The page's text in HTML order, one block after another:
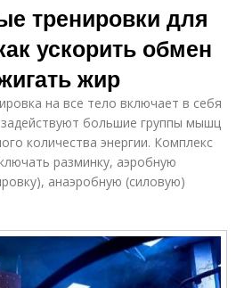
тренировки для
ускорить обмен
жир
на все тело включает в себя
большие группы мышц
количества энергии. Комплекс
разминку, аэробную
анаэробную (силовую)